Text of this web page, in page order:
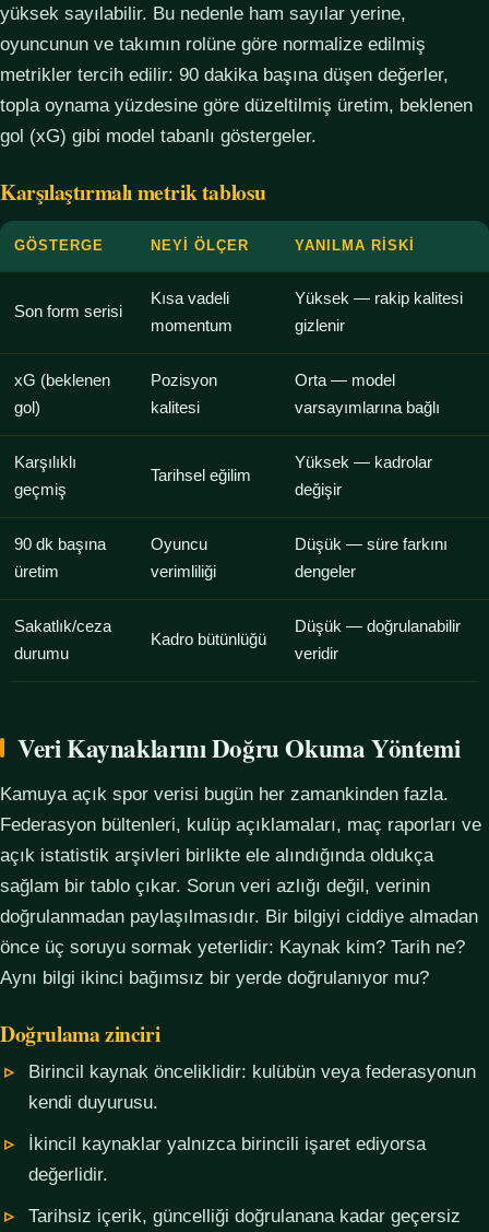
yüksek sayılabilir. Bu nedenle ham sayılar yerine,
oyuncunun ve takımın rolüne göre normalize edilmiş
metrikler tercih edilir: 90 dakika başına düşen değerler,
topla oynama yüzdesine göre düzeltilmiş üretim, beklenen
gol (xG) gibi model tabanlı göstergeler.
Karşılaştırmalı metrik tablosu
GÖSTERGE NEYI ÖLÇER YANILMA RISKI
Son form serisi
Kısa vadeli
momentum
Yüksek — rakip kalitesi
gizlenir
xG (beklenen
gol)
Pozisyon
kalitesi
Orta — model
varsayımlarına bağlı
Karşılıklı
geçmiş
Tarihsel eğilim
Yüksek — kadrolar
değişir
90 dk başına
üretim
Oyuncu
verimliliği
Düşük — süre farkını
dengeler
Sakatlık/ceza
durumu
Kadro bütünlüğü
Düşük — doğrulanabilir
veridir
Veri Kaynaklarını Doğru Okuma Yöntemi
Kamuya açık spor verisi bugün her zamankinden fazla.
Federasyon bültenleri, kulüp açıklamaları, maç raporları ve
açık istatistik arşivleri birlikte ele alındığında oldukça
sağlam bir tablo çıkar. Sorun veri azlığı değil, verinin
doğrulanmadan paylaşılmasıdır. Bir bilgiyi ciddiye almadan
önce üç soruyu sormak yeterlidir: Kaynak kim? Tarih ne?
Aynı bilgi ikinci bağımsız bir yerde doğrulanıyor mu?
Doğrulama zinciri
Birincil kaynak önceliklidir: kulübün veya federasyonun
kendi duyurusu.
İkincil kaynaklar yalnızca birincili işaret ediyorsa
değerlidir.
Tarihsiz içerik, güncelliği doğrulanana kadar geçersiz